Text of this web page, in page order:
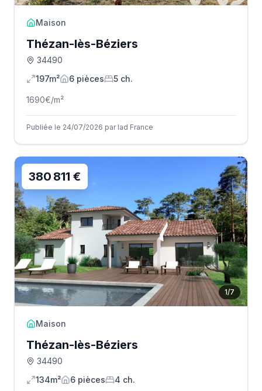
Maison
Thézan-lès-Béziers
34490
197m²
6 pièces 5 ch.
1690€/m²
Publiée le 24/07/2026 par Iad France
1/7
380 811 €
Maison
Thézan-lès-Béziers
34490
134m²
6 pièces 4 ch.